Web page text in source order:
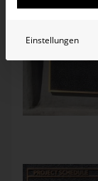
Einstellungen